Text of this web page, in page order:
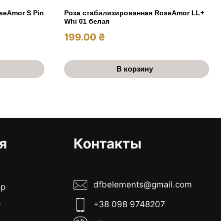
S Pin
Роза стабилизированная RoseAmor LL+
Whi 01 белая
199.00 ₴
В корзину
Контакты
dfbelements@gmail.com
+38 098 9748207